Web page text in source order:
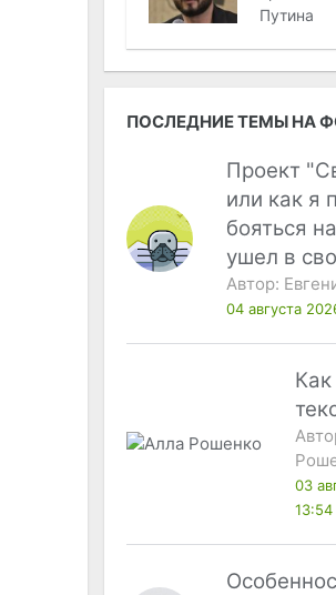
Путина
ПОСЛЕДНИЕ ТЕМЫ НА
Проект
или как я
бояться
ушел в
Автор:
04 августа
Как
03
13:54